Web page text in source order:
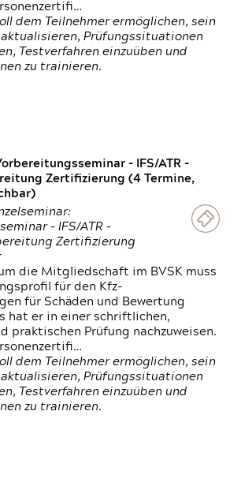
dem Teilnehmer ermöglichen, sein
aktualisieren, Prüfungssituationen
Testverfahren einzuüben und
zu trainieren.
- IFS/ATR -
Zertifizierung (4 Termine,
- IFS/ATR -
Zertifizierung
die Mitgliedschaft im BVSK muss
für den Kfz-
für Schäden und Bewertung
hat er in einer schriftlichen,
praktischen Prüfung nachzuweisen.
dem Teilnehmer ermöglichen, sein
aktualisieren, Prüfungssituationen
Testverfahren einzuüben und
zu trainieren.